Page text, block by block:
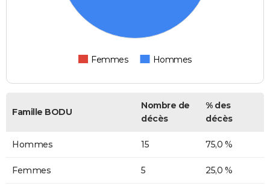
Femmes Hommes
Famille BODU
Nombre de
décès
% des
décès
Hommes 15 75,0 %
Femmes 5 25,0 %